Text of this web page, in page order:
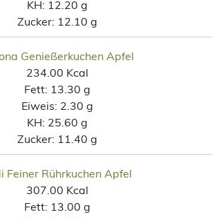
KH: 12.20 g
Zucker: 12.10 g
Genießerkuchen Apfel
234.00 Kcal
Fett: 13.30 g
Eiweis: 2.30 g
KH: 25.60 g
Zucker: 11.40 g
Feiner Rührkuchen Apfel
307.00 Kcal
Fett: 13.00 g